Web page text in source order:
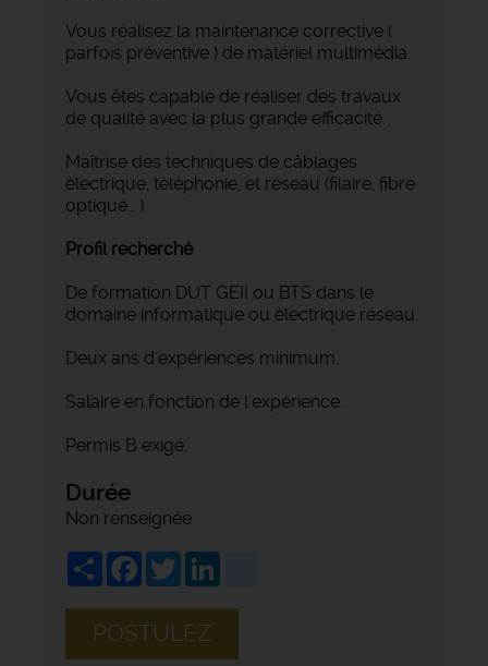
Vous réalisez la maintenance corrective (
parfois préventive ) de matériel multimédia.
Vous êtes capable de réaliser des travaux
de qualité avec la plus grande efficacité.
Maîtrise des techniques de câblages
électrique, téléphonie, et réseau (filaire, fibre
optique… ).
Profil recherché
De formation DUT GEII ou BTS dans le
domaine informatique ou électrique réseau.
Deux ans d'expériences minimum.
Salaire en fonction de l'expérience.
Permis B exigé.
Durée
Non renseignée
ShareFacebook
Twitter
POSTULEZ